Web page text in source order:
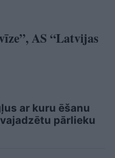
AS “Latvijas
ar kuru ēšanu
pārlieku